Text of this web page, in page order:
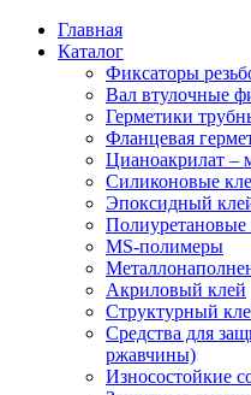
Главная
Каталог
Фиксаторы
Вал втулочные
Герметики
Фланцевая
Цианоакрилат –
Силиконовые
Эпоксидный
Полиуретановые
MS-полимеры
Акриловый клей
Структурный
Средства для
ржавчины)
Износостойкие